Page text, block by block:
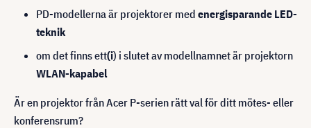
PD-modellerna är projektorer med energisparande LED-
teknik
om det finns ett(i) i slutet av modellnamnet är projektorn
WLAN-kapabel
Är en projektor från Acer P-serien rätt val för ditt mötes- eller
konferensrum?